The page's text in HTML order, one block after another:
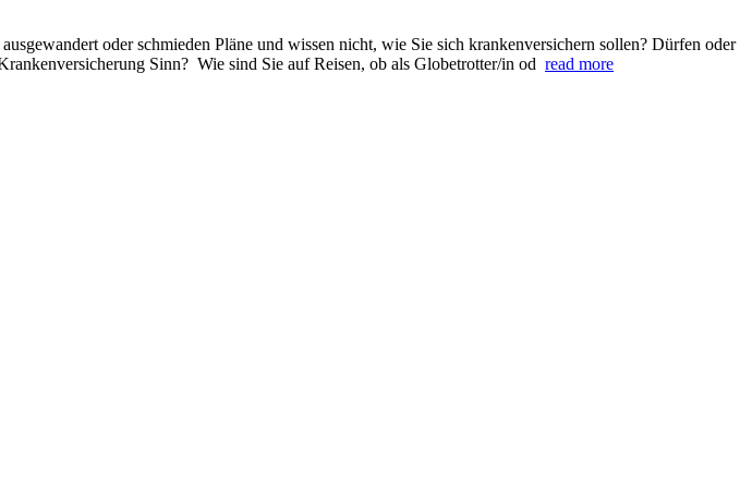
oder schmieden Pläne und wissen nicht, wie Sie sich krankenversichern sollen? Dürfen oder
Sinn? Wie sind Sie auf Reisen, ob als Globetrotter/in od read more